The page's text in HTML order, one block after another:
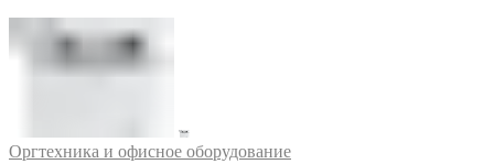
Оргтехника и офисное оборудование